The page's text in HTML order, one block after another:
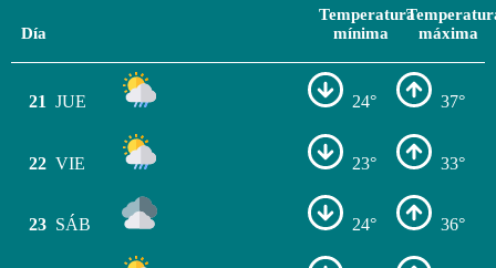
Día
Temperatura
mínima
máxima
21 JUE 24° 37°
22 VIE 23° 33°
23 SÁB 24° 36°